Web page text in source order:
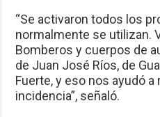
“Se activaron todos los
normalmente se utilizan.
Bomberos y cuerpos de
de Juan José Ríos, de
Fuerte, y eso nos ayudó
incidencia”, señaló.